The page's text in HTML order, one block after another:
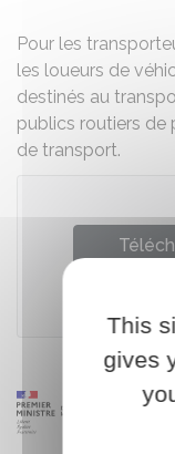
Pour les
les loueurs de
destinés au
publics routiers de
de transport.
This
gives